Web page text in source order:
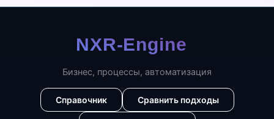
Бизнес, процессы, автоматизация
Справочник Сравнить подходы